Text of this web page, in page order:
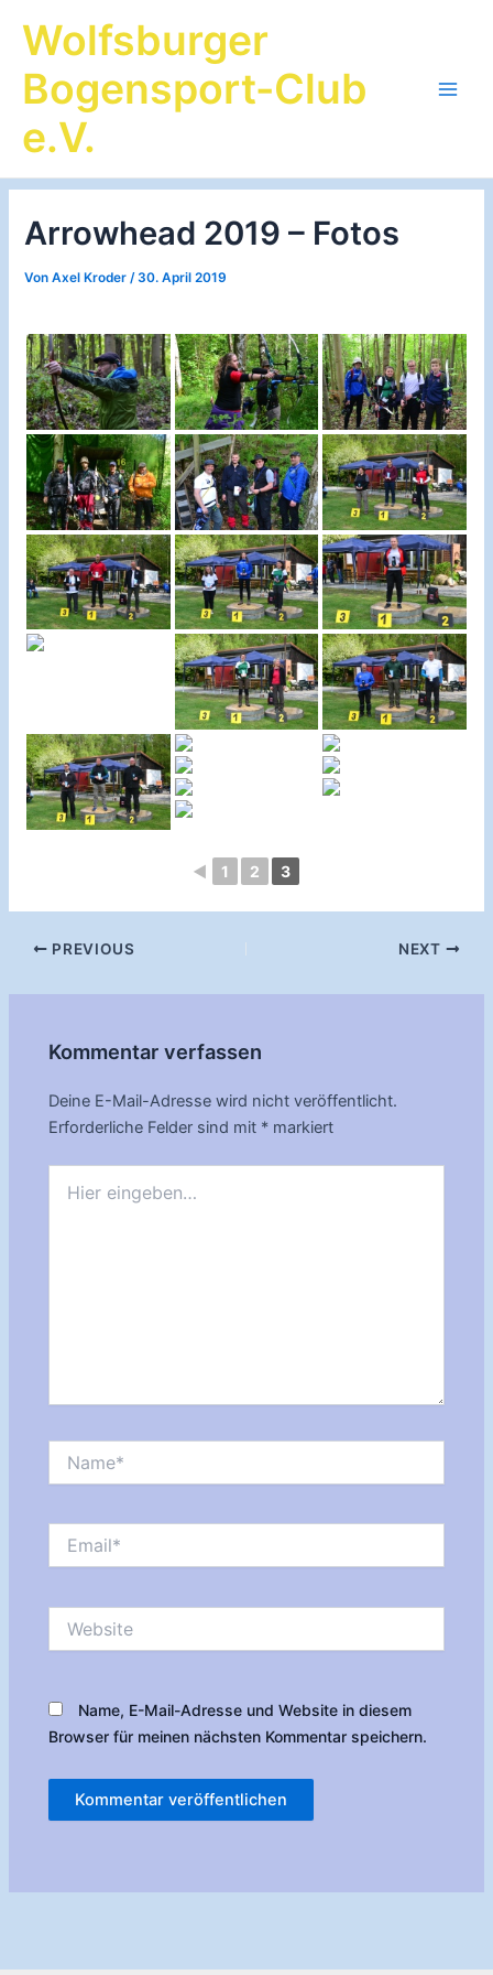
InhaltWolfsburger
Bogensport-Club
e.V.
Arrowhead 2019 – Fotos
VonAxel Kroder /30. April 2019
◄ 1 2 3
Post
PREVIOUS NEXT
Kommentar verfassen
Deine E-Mail-Adresse wird nicht veröffentlicht.
Erforderliche Felder sind mit * markiert
eingeben…
Name, E-Mail-Adresse und Website in diesem
Browser für meinen nächsten Kommentar speichern.